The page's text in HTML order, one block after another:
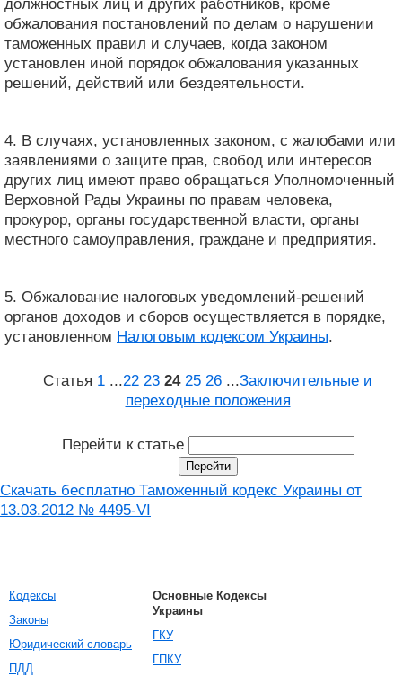
должностных лиц и других работников, кроме
обжалования постановлений по делам о нарушении
таможенных правил и случаев, когда законом
установлен иной порядок обжалования указанных
решений, действий или бездеятельности.
4. В случаях, установленных законом, с жалобами или
заявлениями о защите прав, свобод или интересов
других лиц имеют право обращаться Уполномоченный
Верховной Рады Украины по правам человека,
прокурор, органы государственной власти, органы
местного самоуправления, граждане и предприятия.
5. Обжалование налоговых уведомлений-решений
органов доходов и сборов осуществляется в порядке,
установленном Налоговым кодексом Украины.
Статья 1 ...22 23 24 25 26 ...Заключительные и
переходные положения
Перейти к статье
Скачать бесплатно Таможенный кодекс Украины от
13.03.2012 № 4495-VI
Кодексы
Законы
Юридический словарь
ПДД
Основные Кодексы
Украины
ГКУ
ГПКУ